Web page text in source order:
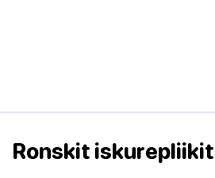
Ronskit